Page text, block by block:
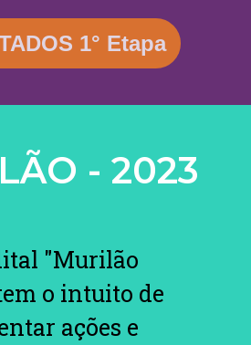
1° Etapa
- 2023
"Murilão
o intuito de
ações e